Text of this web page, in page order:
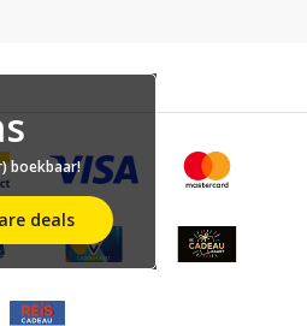
boekbaar!
deals